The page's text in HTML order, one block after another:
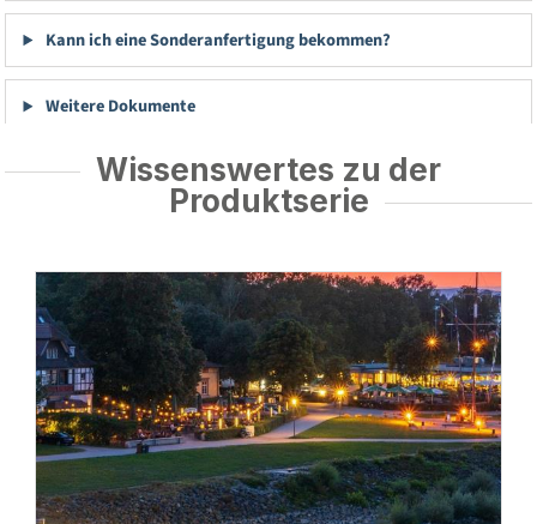
Kann ich eine Sonderanfertigung bekommen?
Weitere Dokumente
Wissenswertes zu der
Produktserie